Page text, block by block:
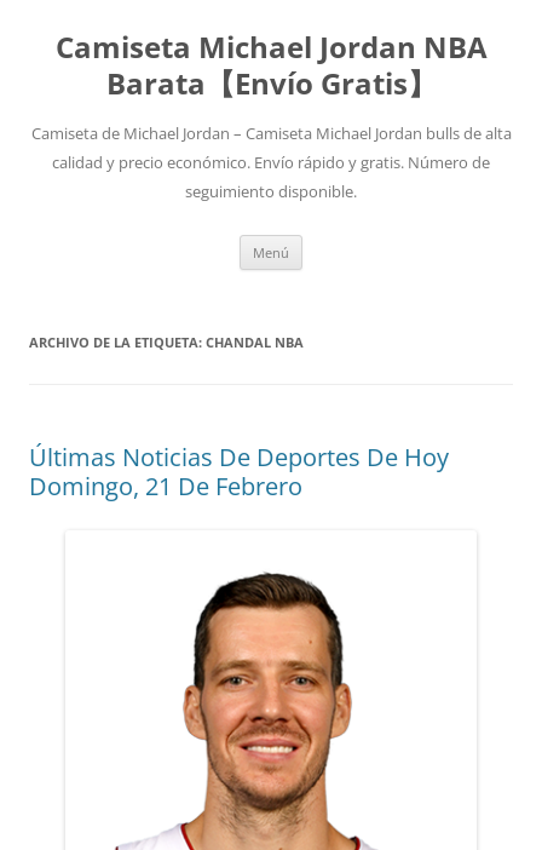
Camiseta Michael Jordan NBA
Barata【Envío Gratis】
Camiseta de Michael Jordan – Camiseta Michael Jordan bulls de alta
calidad y precio económico. Envío rápido y gratis. Número de
seguimiento disponible.
Menú
ARCHIVO DE LA ETIQUETA: CHANDAL NBA
Últimas Noticias De Deportes De Hoy
Domingo, 21 De Febrero